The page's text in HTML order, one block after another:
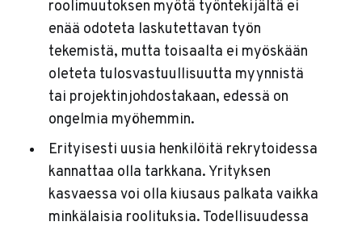
roolimuutoksen myötä työntekijältä ei
enää odoteta laskutettavan työn
tekemistä, mutta toisaalta ei myöskään
oleteta tulosvastuullisuutta myynnistä
tai projektinjohdostakaan, edessä on
ongelmia myöhemmin.
Erityisesti uusia henkilöitä rekrytoidessa
kannattaa olla tarkkana. Yrityksen
kasvaessa voi olla kiusaus palkata vaikka
minkälaisia roolituksia. Todellisuudessa